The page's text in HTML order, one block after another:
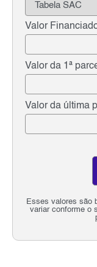
Valor
Valor da 1ª
Valor da última
Esses valores são
variar conforme o